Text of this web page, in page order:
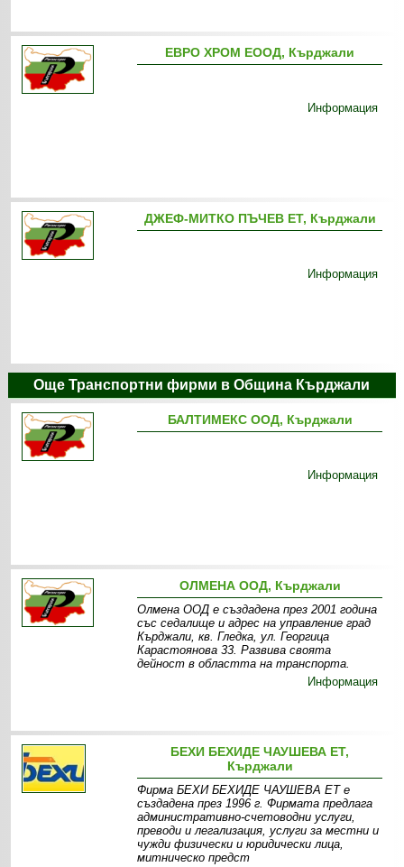
ЕВРО ХРОМ ЕООД, Кърджали
Информация
ДЖЕФ-МИТКО ПЪЧЕВ ЕТ, Кърджали
Информация
Още Транспортни фирми в Община Кърджали
БАЛТИМЕКС ООД, Кърджали
Информация
ОЛМЕНА ООД, Кърджали
Олмена ООД е създадена през 2001 година
със седалище и адрес на управление град
Кърджали, кв. Гледка, ул. Георгица
Карастоянова 33. Развива своята
дейност в областта на транспорта.
Информация
БЕХИ БЕХИДЕ ЧАУШЕВА ЕТ,
Кърджали
Фирма БЕХИ БЕХИДЕ ЧАУШЕВА ЕТ е
създадена през 1996 г. Фирмата предлага
административно-счетоводни услуги,
преводи и легализация, услуги за местни и
чужди физически и юридически лица,
митническо предст